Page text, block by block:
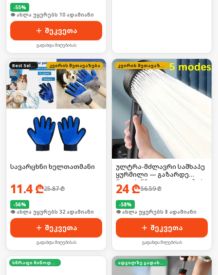
-55%
🛒 ბოლო 24სთ-ში იყიდა 16-მა
შეკვეთა
გადახდა მიღებისას
Best Seller კვირის შეთავაზება
სავარცხნი ხელთათმანი
11.4₾25.87₾
-56%
🛒 ბოლო 24სთ-ში იყიდა 43-მა
შეკვეთა
გადახდა მიღებისას
კვირის შეთავაზება
ულტრა-მძლავრი საშხაპე
ყურმილი — გაზარდე
წყლის წნევა 300%-ით! 🚀💧
24₾56.59₾
-58%
🛒 ბოლო 24სთ-ში იყიდა 11-მა
შეკვეთა
გადახდა მიღებისას
სწრაფი მიწოდება ადგილზე გადახდა